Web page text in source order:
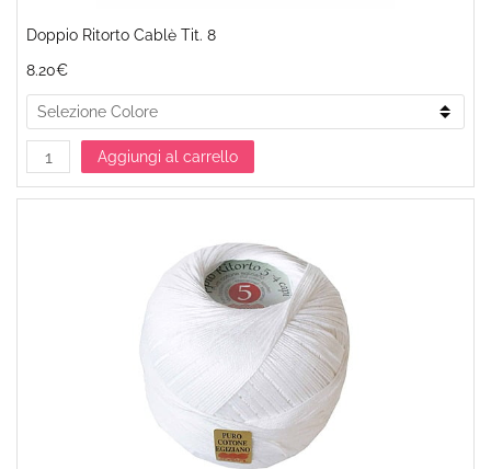
Doppio Ritorto Cablè Tit. 8
8.20€
Aggiungi al carrello